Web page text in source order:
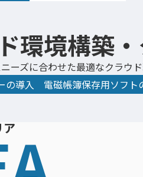
環境構築
ーズに合わせた最適なクラウ
の導入
電磁帳簿保存用ソフト